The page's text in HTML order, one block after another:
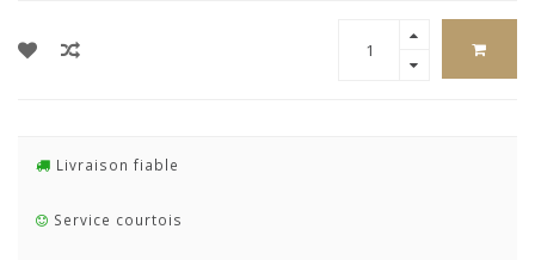
Livraison fiable
Service courtois